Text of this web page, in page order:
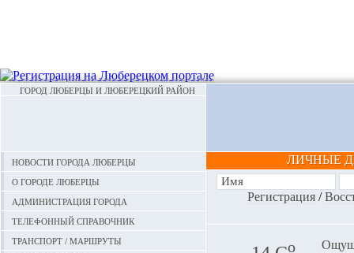
ГОРОД ЛЮБЕРЦЫ И ЛЮБЕРЕЦКИЙ РАЙОН
Новости города Люберцы
О городе Люберцы
Администрация города
Телефонный справочник
Транспорт / маршруты
ЛИЧНЫЕ
Регистрация/
o